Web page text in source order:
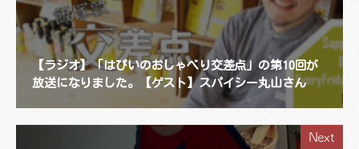
【ラジオ】「はぴいのおしゃべり交差点」の第10回が
放送になりました。【ゲスト】スパイシー丸山さん
Next